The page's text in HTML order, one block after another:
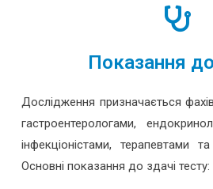
Показання
Дослідження призначається
гастроентерологами,
інфекціоністами, терапевтами
Основні показання до здачі тесту: